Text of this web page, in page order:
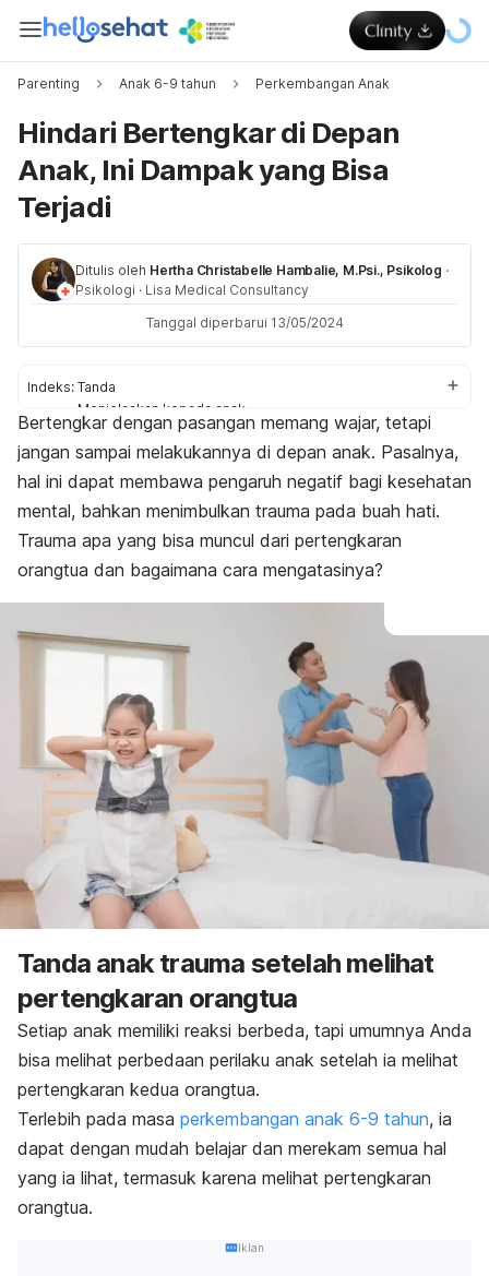
Parenting Anak 6-9 tahun Perkembangan Anak
Hindari Bertengkar di Depan
Anak, Ini Dampak yang Bisa
Terjadi
Ditulis oleh Hertha Christabelle Hambalie, M.Psi., Psikolog ·
Psikologi · Lisa Medical Consultancy
Tanggal diperbarui 13/05/2024
Indeks: Tanda
Menjelaskan kepada anak
Cara mengatasi
Dampak
Bertengkar dengan pasangan memang wajar, tetapi
jangan sampai melakukannya di depan anak. Pasalnya,
hal ini dapat membawa pengaruh negatif bagi kesehatan
mental, bahkan menimbulkan trauma pada buah hati.
Trauma apa yang bisa muncul dari pertengkaran
orangtua dan bagaimana cara mengatasinya?
Tanda anak trauma setelah melihat
pertengkaran orangtua
Setiap anak memiliki reaksi berbeda, tapi umumnya Anda
bisa melihat perbedaan perilaku anak setelah ia melihat
pertengkaran kedua orangtua.
Terlebih pada masa perkembangan anak 6-9 tahun, ia
dapat dengan mudah belajar dan merekam semua hal
yang ia lihat, termasuk karena melihat pertengkaran
orangtua.
Iklan